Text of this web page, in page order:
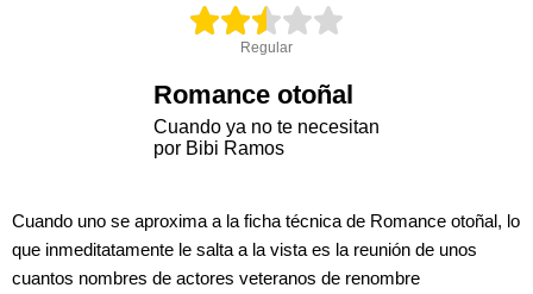
Regular
Romance otoñal
Cuando ya no te necesitan
por Bibi Ramos
Cuando uno se aproxima a la ficha técnica de Romance otoñal, lo
que inmeditatamente le salta a la vista es la reunión de unos
cuantos nombres de actores veteranos de renombre